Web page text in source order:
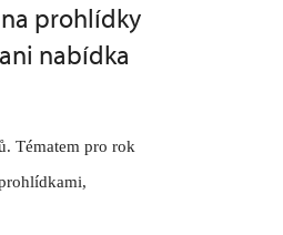
prohlídky
nabídka
Tématem pro rok